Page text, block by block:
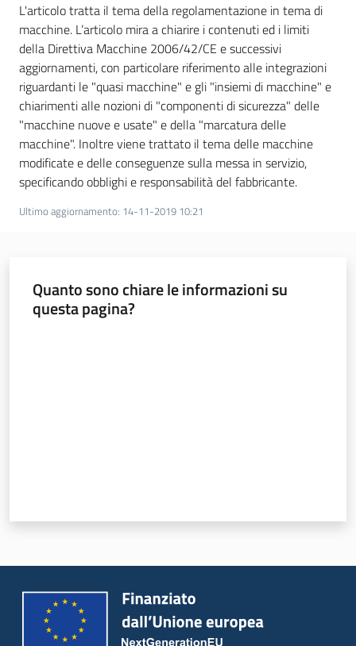
Servizi
per
la
sicurezza
Ambiti
Argomenti
L'articolo tratta il tema della regolamentazione in tema di
macchine. L’articolo mira a chiarire i contenuti ed i limiti
della Direttiva Macchine 2006/42/CE e successivi
aggiornamenti, con particolare riferimento alle integrazioni
riguardanti le "quasi macchine" e gli "insiemi di macchine" e
chiarimenti alle nozioni di "componenti di sicurezza" delle
"macchine nuove e usate" e della "marcatura delle
macchine". Inoltre viene trattato il tema delle macchine
modificate e delle conseguenze sulla messa in servizio,
specificando obblighi e responsabilità del fabbricante.
Ultimo aggiornamento: 14-11-2019 10:21
Quanto sono chiare le informazioni su
questa pagina?